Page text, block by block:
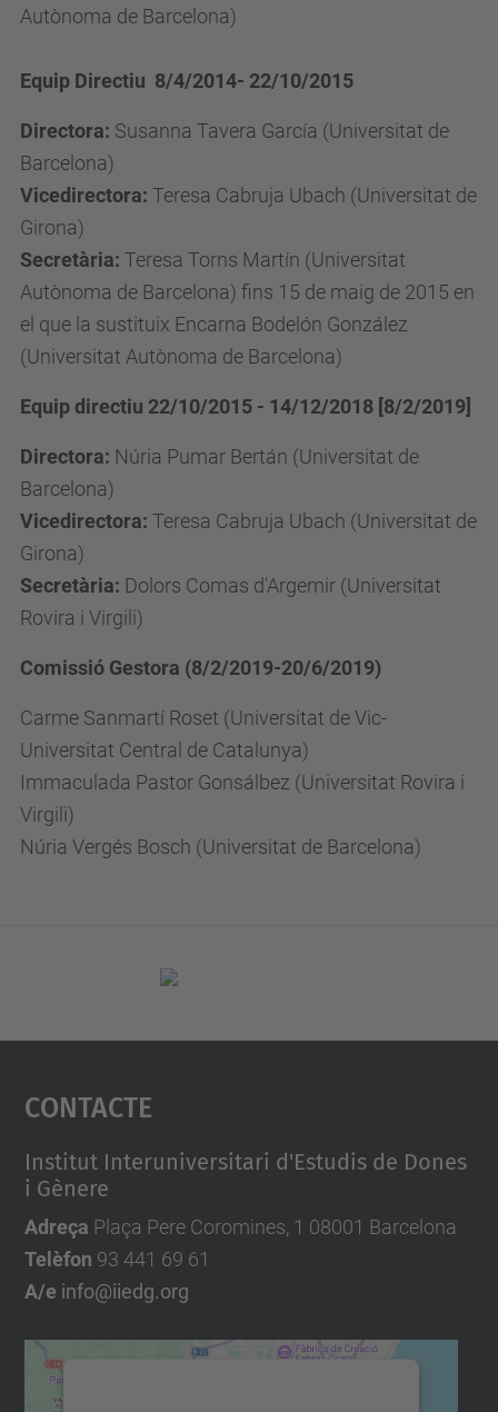
Autònoma de Barcelona)
Equip Directiu 8/4/2014- 22/10/2015
Directora: Susanna Tavera García (Universitat de
Barcelona)
Vicedirectora: Teresa Cabruja Ubach (Universitat de
Girona)
Secretària: Teresa Torns Martín (Universitat
Autònoma de Barcelona) fins 15 de maig de 2015 en
el que la sustituix Encarna Bodelón González
(Universitat Autònoma de Barcelona)
Equip directiu 22/10/2015 - 14/12/2018 [8/2/2019]
Directora: Núria Pumar Bertán (Universitat de
Barcelona)
Vicedirectora: Teresa Cabruja Ubach (Universitat de
Girona)
Secretària: Dolors Comas d'Argemir (Universitat
Rovira i Virgili)
Comissió Gestora (8/2/2019-20/6/2019)
Carme Sanmartí Roset (Universitat de Vic-
Universitat Central de Catalunya)
Immaculada Pastor Gonsálbez (Universitat Rovira i
Virgili)
Núria Vergés Bosch (Universitat de Barcelona)
Contacte
Institut Interuniversitari d'Estudis de Dones
i Gènere
Adreça Plaça Pere Coromines, 1 08001 Barcelona
Telèfon 93 441 69 61
A/e info@iiedg.org